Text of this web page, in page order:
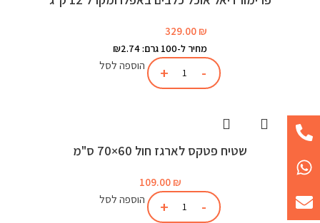
329.00 ₪
מחיר ל-100 גרם: ₪2.74
הוספה לסל
שטיח פטקס לארגז חול 60×70 ס"מ
109.00 ₪
הוספה לסל